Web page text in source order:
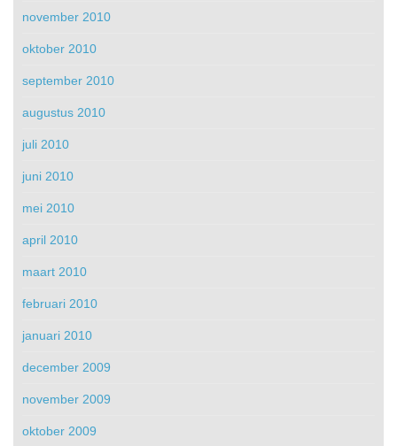
november 2010
oktober 2010
september 2010
augustus 2010
juli 2010
juni 2010
mei 2010
april 2010
maart 2010
februari 2010
januari 2010
december 2009
november 2009
oktober 2009